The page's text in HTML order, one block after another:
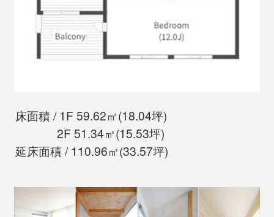
床面積 / 1F 59.62㎡(18.04坪)
2F 51.34㎡(15.53坪)
延床面積 / 110.96㎡(33.57坪)